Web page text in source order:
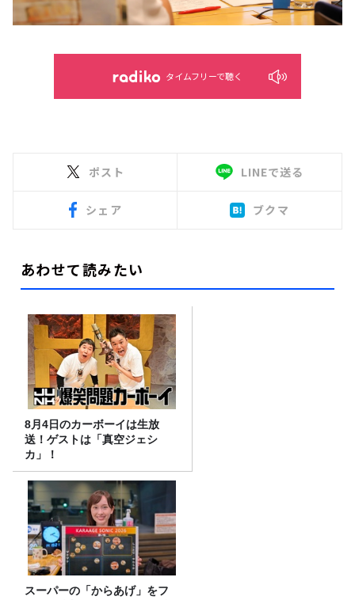
タイムフリーで聴く
ポスト LINEで送る
シェア ブクマ
あわせて読みたい
8月4日のカーボーイは生放
送！ゲストは「真空ジェシ
カ」！
スーパーの「からあげ」をフ